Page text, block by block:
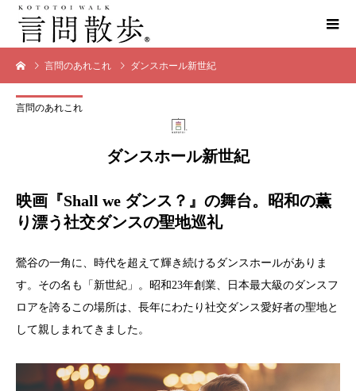
言問のあれこれ ダンスホール新世紀
言問のあれこれ
ダンスホール新世紀
映画『Shall we ダンス？』の舞台。昭和の薫
り漂う社交ダンスの聖地巡礼
鶯谷の一角に、時代を超えて輝き続けるダンスホールがありま
す。その名も「新世紀」。昭和23年創業、日本最大級のダンスフ
ロアを誇るこの場所は、長年にわたり社交ダンス愛好者の聖地と
して親しまれてきました。